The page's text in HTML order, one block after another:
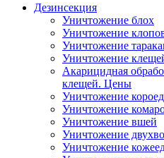
Дезинсекция
Уничтожение блох
Уничтожение
Уничтожение
Уничтожение
Акарицидная
клещей. Цены
Уничтожение
Уничтожение
Уничтожение вшей
Уничтожение
Уничтожение